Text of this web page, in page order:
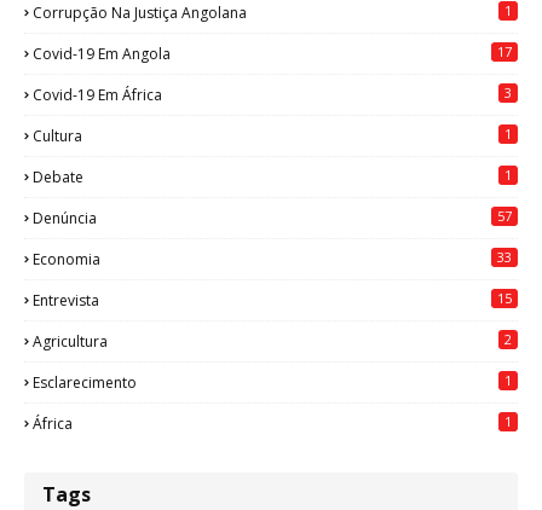
Corrupção Na Justiça Angolana 1
Covid-19 Em Angola 17
Covid-19 Em África 3
Cultura 1
Debate 1
Denúncia 57
Economia 33
Entrevista 15
Agricultura 2
Esclarecimento 1
África 1
Tags